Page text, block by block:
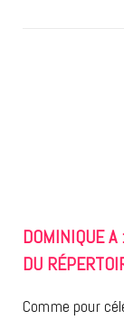
DOMINIQUE A
DU
Comme pour